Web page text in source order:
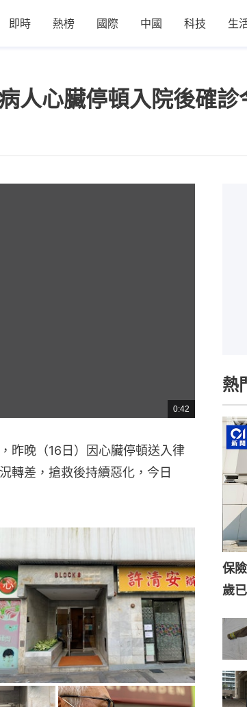
即時 熱榜 國際 中國 科技 生
人心臟停頓入院後確
總
共
0:42
昨晚（16日）因心臟停頓送入律
轉差，搶救後持續惡化，今日
熱
保
歲